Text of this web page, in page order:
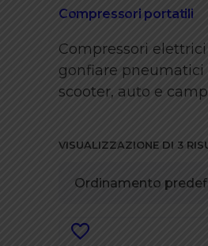
Compressori portatili
Compressori
gonfiare pneumatici
scooter, auto e
VISUALIZZAZIONE DI 3